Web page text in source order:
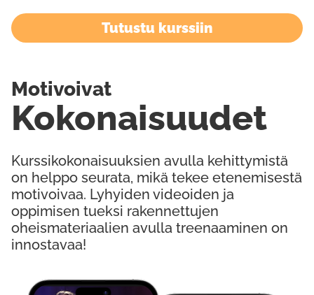
Tutustu kurssiin
Kurssikokonaisuuksien avulla kehittymistä
on helppo seurata, mikä tekee etenemisestä
motivoivaa. Lyhyiden videoiden ja
oppimisen tueksi rakennettujen
oheismateriaalien avulla treenaaminen on
innostavaa!
Kokonaisuudet
Motivoivat